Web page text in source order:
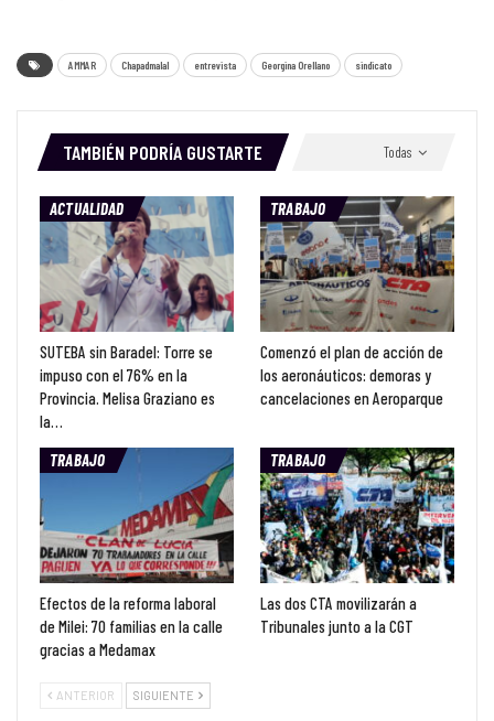
AMMAR Chapadmalal entrevista Georgina Orellano sindicato
Todas
TAMBIÉN PODRÍA GUSTARTE
ACTUALIDAD
SUTEBA sin Baradel: Torre se
impuso con el 76% en la
Provincia. Melisa Graziano es
la…
TRABAJO
Comenzó el plan de acción de
los aeronáuticos: demoras y
cancelaciones en Aeroparque
TRABAJO
Efectos de la reforma laboral
de Milei: 70 familias en la calle
gracias a Medamax
TRABAJO
Las dos CTA movilizarán a
Tribunales junto a la CGT
ANTERIOR SIGUIENTE